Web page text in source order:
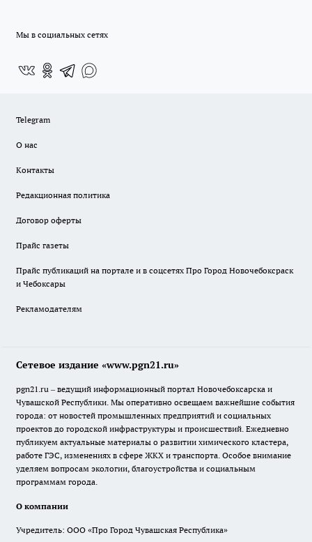
Мы в социальных сетях
Telegram
О нас
Контакты
Редакционная политика
Договор оферты
Прайс газеты
Прайс публикаций на портале и в соцсетях Про Город Новочебоксраск
и Чебоксары
Рекламодателям
Сетевое издание «www.pgn21.ru»
pgn21.ru – ведущий информационный портал Новочебоксарска и
Чувашской Республики. Мы оперативно освещаем важнейшие события
города: от новостей промышленных предприятий и социальных
проектов до городской инфраструктуры и происшествий. Ежедневно
публикуем актуальные материалы о развитии химического кластера,
работе ГЭС, изменениях в сфере ЖКХ и транспорта. Особое внимание
уделяем вопросам экологии, благоустройства и социальным
программам города.
О компании
Учредитель: ООО «Про Город Чувашская Республика»